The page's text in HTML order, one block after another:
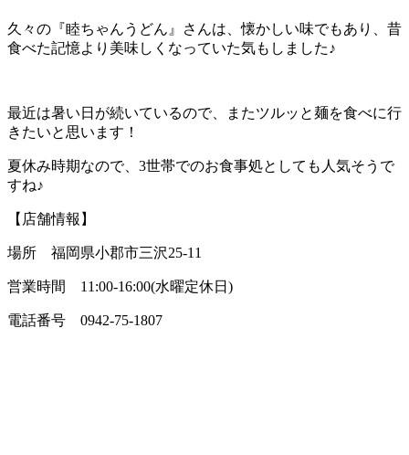
久々の『睦ちゃんうどん』さんは、懐かしい味でもあり、昔
食べた記憶より美味しくなっていた気もしました♪
最近は暑い日が続いているので、またツルッと麺を食べに行
きたいと思います！
夏休み時期なので、3世帯でのお食事処としても人気そうで
すね♪
【店舗情報】
場所 福岡県小郡市三沢25-11
営業時間 11:00-16:00(水曜定休日)
電話番号 0942-75-1807